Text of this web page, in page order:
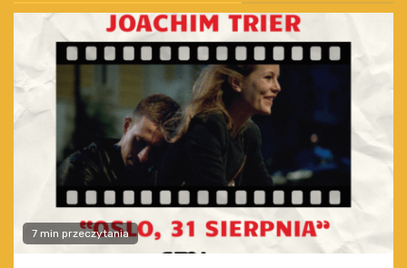
7 min przeczytania